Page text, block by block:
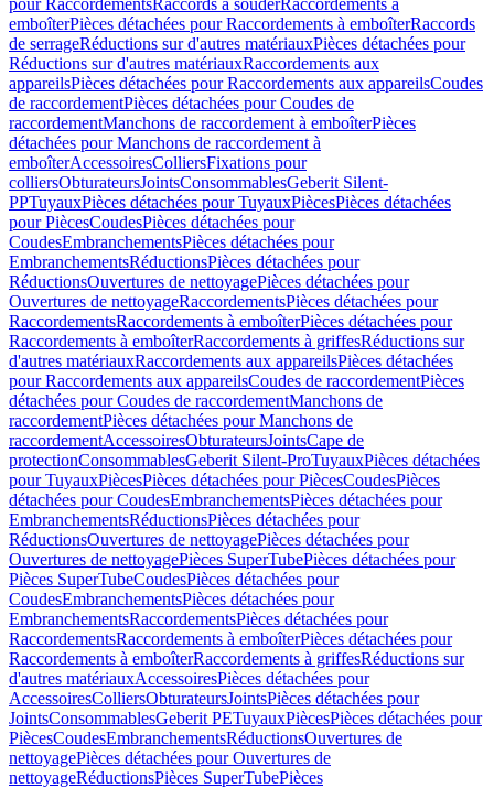
pour RaccordementsRaccords à souderRaccordements à
emboîterPièces détachées pour Raccordements à emboîterRaccords
de serrageRéductions sur d'autres matériauxPièces détachées pour
Réductions sur d'autres matériauxRaccordements aux
appareilsPièces détachées pour Raccordements aux appareilsCoudes
de raccordementPièces détachées pour Coudes de
raccordementManchons de raccordement à emboîterPièces
détachées pour Manchons de raccordement à
emboîterAccessoiresColliersFixations pour
colliersObturateursJointsConsommablesGeberit Silent-
PPTuyauxPièces détachées pour TuyauxPiècesPièces détachées
pour PiècesCoudesPièces détachées pour
CoudesEmbranchementsPièces détachées pour
EmbranchementsRéductionsPièces détachées pour
RéductionsOuvertures de nettoyagePièces détachées pour
Ouvertures de nettoyageRaccordementsPièces détachées pour
RaccordementsRaccordements à emboîterPièces détachées pour
Raccordements à emboîterRaccordements à griffesRéductions sur
d'autres matériauxRaccordements aux appareilsPièces détachées
pour Raccordements aux appareilsCoudes de raccordementPièces
détachées pour Coudes de raccordementManchons de
raccordementPièces détachées pour Manchons de
raccordementAccessoiresObturateursJointsCape de
protectionConsommablesGeberit Silent-ProTuyauxPièces détachées
pour TuyauxPiècesPièces détachées pour PiècesCoudesPièces
détachées pour CoudesEmbranchementsPièces détachées pour
EmbranchementsRéductionsPièces détachées pour
RéductionsOuvertures de nettoyagePièces détachées pour
Ouvertures de nettoyagePièces SuperTubePièces détachées pour
Pièces SuperTubeCoudesPièces détachées pour
CoudesEmbranchementsPièces détachées pour
EmbranchementsRaccordementsPièces détachées pour
RaccordementsRaccordements à emboîterPièces détachées pour
Raccordements à emboîterRaccordements à griffesRéductions sur
d'autres matériauxAccessoiresPièces détachées pour
AccessoiresColliersObturateursJointsPièces détachées pour
JointsConsommablesGeberit PETuyauxPiècesPièces détachées pour
PiècesCoudesEmbranchementsRéductionsOuvertures de
nettoyagePièces détachées pour Ouvertures de
nettoyageRéductionsPièces SuperTubePièces